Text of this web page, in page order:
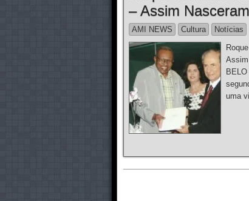
– Assim
AMI NEWS Cultura
Notícias
uma